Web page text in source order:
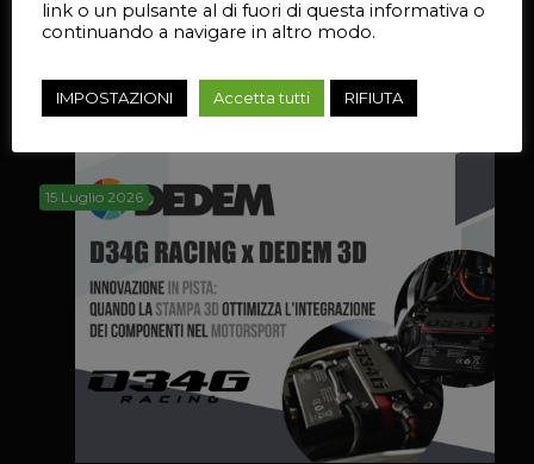
Condividi
Articoli correlati
15 Luglio 2026
link o un pulsante al di fuori di questa informativa o
continuando a navigare in altro modo.
IMPOSTAZIONI Accetta tutti RIFIUTA